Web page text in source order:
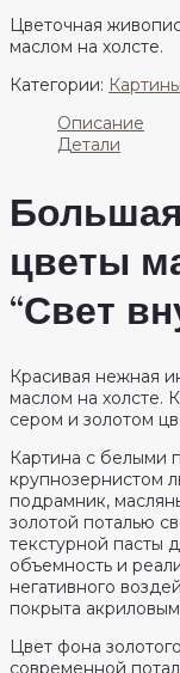
Цветочная
маслом на холсте.
Категории:
Описание
Детали
цветы
“Свет
Красивая нежная
маслом на холсте.
сером и золотом
Картина с белыми
крупнозернистом
подрамник,
золотой поталью
текстурной пасты
объемность и
негативного
покрыта
Цвет фона
современной